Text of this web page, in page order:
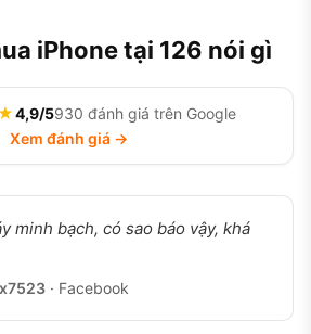
iPhone tại 126 nói gì
4,9/5930 đánh giá trên Google
Xem đánh giá →
minh bạch, có sao báo vậy, khá
· Facebook